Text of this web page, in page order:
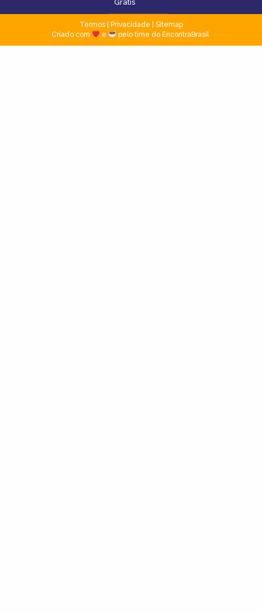
Grátis
Termos| Privacidade
Sitemap
Criado com
e pelo time do EncontraBrasil